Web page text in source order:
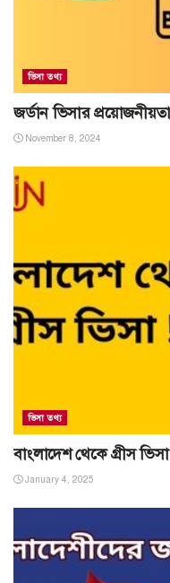
ভিসা তথ্য
জর্ডান ভিসার
November 8, 2024
ভিসা তথ্য
বাংলাদেশ থেকে গ্রীস
January 4, 2025